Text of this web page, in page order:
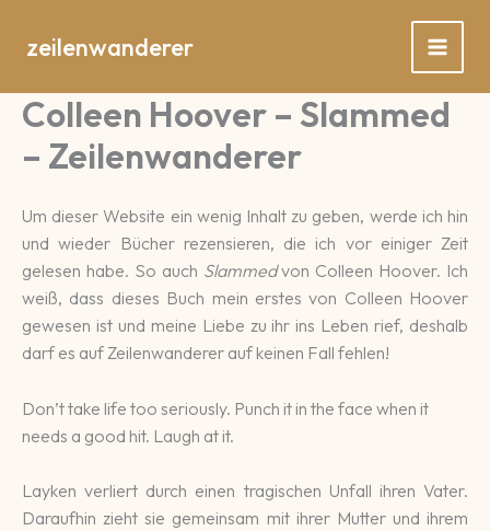
Inhaltzeilenwanderer
Colleen Hoover – Slammed
– Zeilenwanderer
Um dieser Website ein wenig Inhalt zu geben, werde ich hin
und wieder Bücher rezensieren, die ich vor einiger Zeit
gelesen habe. So auch Slammedvon Colleen Hoover. Ich
weiß, dass dieses Buch mein erstes von Colleen Hoover
gewesen ist und meine Liebe zu ihr ins Leben rief, deshalb
darf es auf Zeilenwanderer auf keinen Fall fehlen!
Don’t take life too seriously. Punch it in the face when it
needs a good hit. Laugh at it.
Layken verliert durch einen tragischen Unfall ihren Vater.
Daraufhin zieht sie gemeinsam mit ihrer Mutter und ihrem